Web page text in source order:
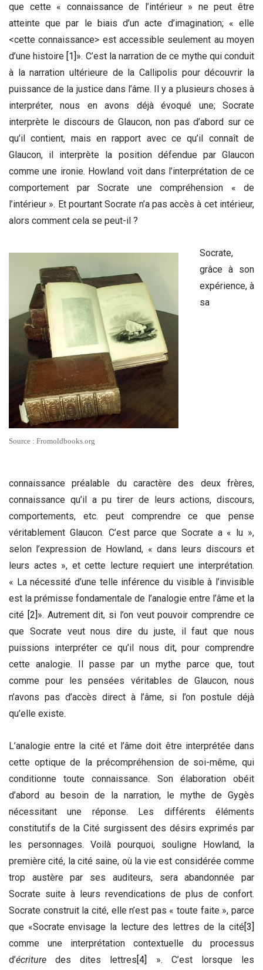
que cette « connaissance de l’intérieur » ne peut être
atteinte que par le biais d’un acte d’imagination; « elle
<cette connaissance> est accessible seulement au moyen
d’une histoire [1]». C’est la narration de ce mythe qui conduit
à la narration ultérieure de la Callipolis pour découvrir la
puissance de la justice dans l’âme. Il y a plusieurs choses à
interpréter, nous en avons déjà évoqué une; Socrate
interprète le discours de Glaucon, non pas d’abord sur ce
qu’il contient, mais en rapport avec ce qu’il connaît de
Glaucon, il interprète la position défendue par Glaucon
comme une ironie. Howland voit dans l’interprétation de ce
comportement par Socrate une compréhension « de
l’intérieur ». Et pourtant Socrate n’a pas accès à cet intérieur,
alors comment cela se peut-il ?
Source : Fromoldbooks.org
Socrate,
grâce à son
expérience, à
sa
connaissance préalable du caractère des deux frères,
connaissance qu’il a pu tirer de leurs actions, discours,
comportements, etc. peut comprendre ce que pense
véritablement Glaucon. C’est parce que Socrate a « lu »,
selon l’expression de Howland, « dans leurs discours et
leurs actes », et cette lecture requiert une interprétation.
« La nécessité d’une telle inférence du visible à l’invisible
est la prémisse fondamentale de l’analogie entre l’âme et la
cité [2]». Autrement dit, si l’on veut pouvoir comprendre ce
que Socrate veut nous dire du juste, il faut que nous
puissions interpréter ce qu’il nous dit, pour comprendre
cette analogie. Il passe par un mythe parce que, tout
comme pour les pensées véritables de Glaucon, nous
n’avons pas d’accès direct à l’âme, si l’on postule déjà
qu’elle existe.
L’analogie entre la cité et l’âme doit être interprétée dans
cette optique de la précompréhension de soi-même, qui
conditionne toute connaissance. Son élaboration obéit
d’abord au besoin de la narration, le mythe de Gygès
nécessitant une réponse. Les différents éléments
constitutifs de la Cité surgissent des désirs exprimés par
les personnages. Voilà pourquoi, souligne Howland, la
première cité, la cité saine, où la vie est considérée comme
trop austère par ses auditeurs, sera abandonnée par
Socrate suite à leurs revendications de plus de confort.
Socrate construit la cité, elle n’est pas « toute faite », parce
que «Socrate envisage la lecture des lettres de la cité[3]
comme une interprétation contextuelle du processus
d’écriture des dites lettres[4]
». C’est lorsque les